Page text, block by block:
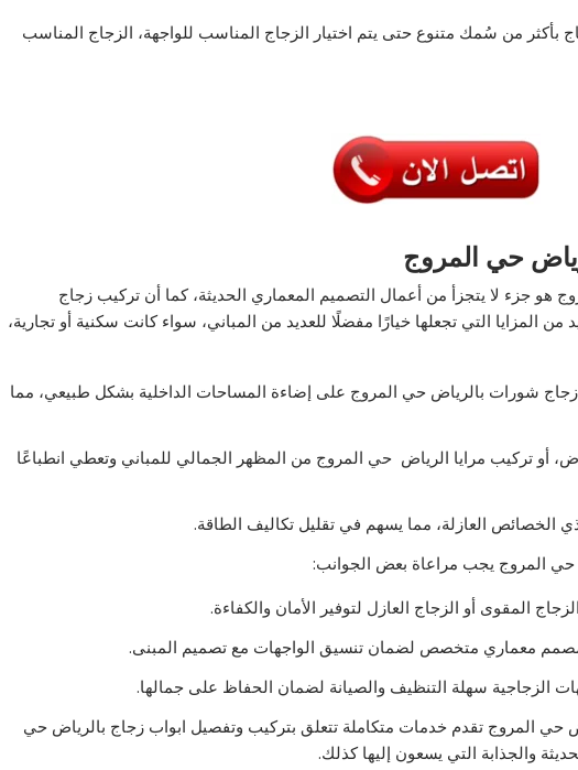
من سُمك متنوع حتى يتم اختيار الزجاج المناسب للواجهة، الزجاج المناسب
حي المروج
جزء لا يتجزأ من أعمال التصميم المعماري الحديثة، كما أن تركيب زجاج
المزايا التي تجعلها خيارًا مفضلًا للعديد من المباني، سواء كانت سكنية أو تجارية،
شورات بالرياض حي المروج على إضاءة المساحات الداخلية بشكل طبيعي، مما
أو تركيب مرايا الرياض حي المروج من المظهر الجمالي للمباني وتعطي انطباعًا
الخصائص العازلة، مما يسهم في تقليل تكاليف الطاقة.
المروج يجب مراعاة بعض الجوانب:
المقوى أو الزجاج العازل لتوفير الأمان والكفاءة.
مصمم معماري متخصص لضمان تنسيق الواجهات مع تصميم المبنى.
الزجاجية سهلة التنظيف والصيانة لضمان الحفاظ على جمالها.
حي المروج تقدم خدمات متكاملة تتعلق بتركيب وتفصيل ابواب زجاج بالرياض حي
والجذابة التي يسعون إليها كذلك.